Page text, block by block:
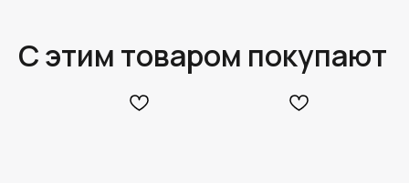
С этим товаром покупают